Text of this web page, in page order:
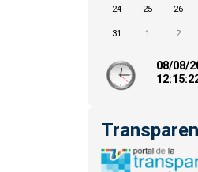
24 25 26
31 1 2
08/08/
12:15